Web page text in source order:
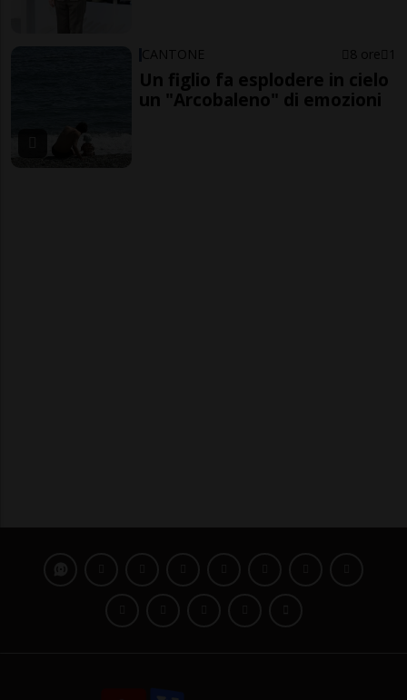
CANTONE 8 ore 1
Un figlio fa esplodere in cielo
un "Arcobaleno" di emozioni